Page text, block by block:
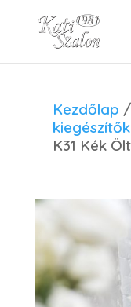
Kezdőlap /
kiegészítők
K31 Kék